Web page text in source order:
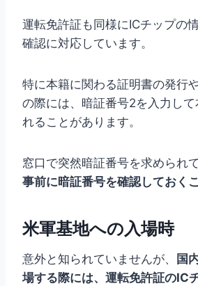
運転免許証も同様にICチップの
確認に対応しています。
特に本籍に関わる証明書の発行
の際には、暗証番号2を入力し
れることがあります。
窓口で突然暗証番号を求められ
事前に暗証番号を確認しておく
米軍基地への入場時
意外と知られていませんが、
国
場する際には、運転免許証のIC